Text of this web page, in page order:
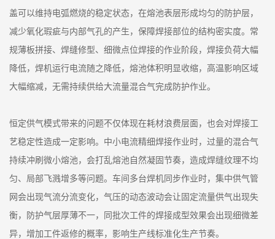
盖可以维持电弧燃烧的稳定状态，在熔池表层形成均匀的防护层，
减少氧化瑕疵与内部气孔的产生，保障焊接部位的结构密实度。常
规薄板拼接、焊缝修型、细微点位焊接的作业阶段，焊接负荷大幅
降低，焊机运行电流随之降低，熔池体积明显收缩，高温影响区域
大幅缩减，无需持续供给大流量混合气完成防护作业。
恒定供气模式带来的问题不仅体现在耗材浪费层面，也会对焊接工
艺稳定性造成一定影响。中小电流精细焊接作业时，过量的混合气
持续冲刷微小熔池，会打乱熔池自然凝固节奏，造成焊缝纹理不均
匀、局部飞溅增多等问题。车间多台焊机同步作业时，集中供气管
网会出现气流分流变化，气压的动态波动会让固定流量供气出现失
衡，防护气层厚薄不一，同批次工件的焊接成型效果会出现细微差
异，增加工件返修的概率，影响生产线标准化生产节奏。